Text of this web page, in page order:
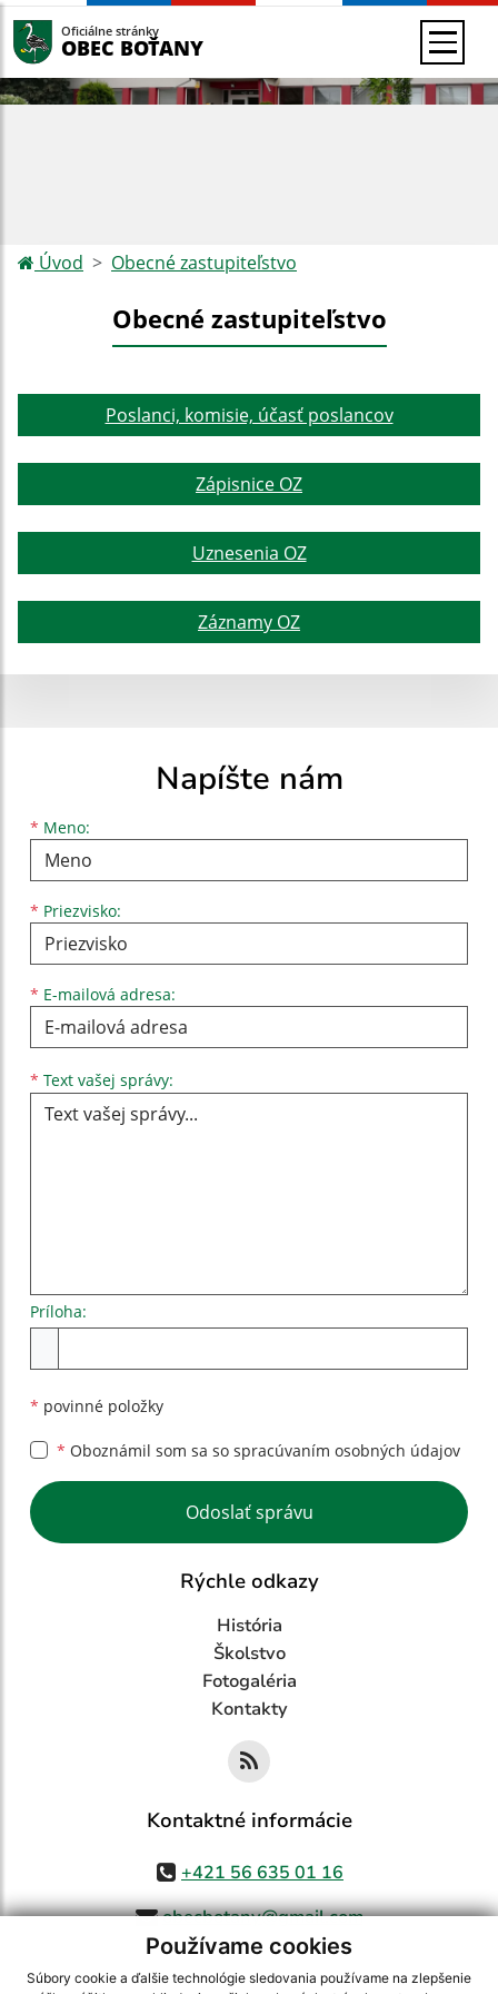
Používame cookies
Súbory cookie a ďalšie technológie sledovania používame na zlepšenie
Oficiálne stránky
OBEC BOŤANY
Úvod Obecné zastupiteľstvo
Obecné zastupiteľstvo
Poslanci, komisie, účasť poslancov
Zápisnice OZ
Uznesenia OZ
Záznamy OZ
Napíšte nám
* Meno:
Meno
* Priezvisko:
Priezvisko
* E-mailová adresa:
E-mailová adresa
* Text vašej správy:
Príloha:
* povinné položky
* Oboznámil som sa so spracúvaním osobných údajov
Google reCaptcha Response
Odoslať správu
Rýchle odkazy
História
Školstvo
Fotogaléria
Kontakty
Kontaktné informácie
+421 56 635 01 16
obecbotany@gmail.com